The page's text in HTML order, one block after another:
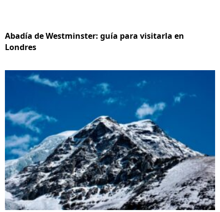
Abadía de Westminster: guía para visitarla en
Londres